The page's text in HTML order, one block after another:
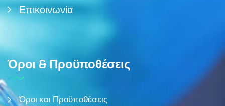
Επικοινωνία
Όροι & Προϋποθέσεις
Όροι και Προϋποθέσεις